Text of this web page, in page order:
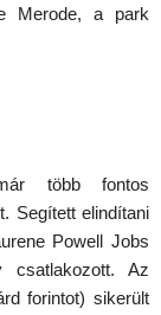
Merode, a park
több fontos
Segített elindítani
Powell Jobs
Az
forintot) sikerült